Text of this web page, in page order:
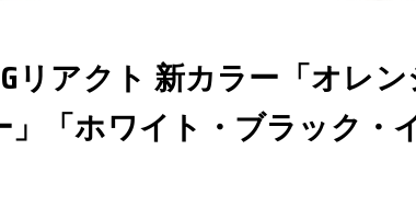
Gリアクト 新カラー「オレ
」「ホワイト・ブラック・